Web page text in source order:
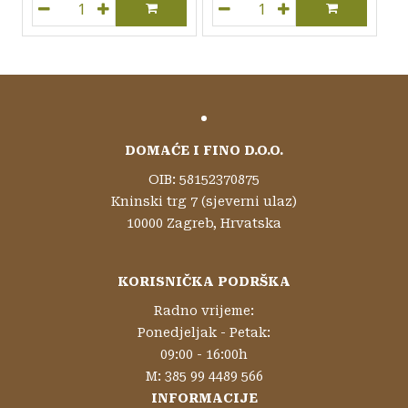
DOMAĆE I FINO D.O.O.
OIB: 58152370875
Kninski trg 7 (sjeverni ulaz)
10000 Zagreb, Hrvatska
KORISNIČKA PODRŠKA
Radno vrijeme:
Ponedjeljak - Petak:
09:00 - 16:00h
M: 385 99 4489 566
INFORMACIJE